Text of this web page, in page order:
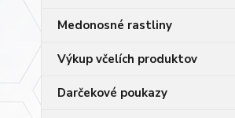
Medonosné rastliny
Výkup včelích produktov
Darčekové poukazy